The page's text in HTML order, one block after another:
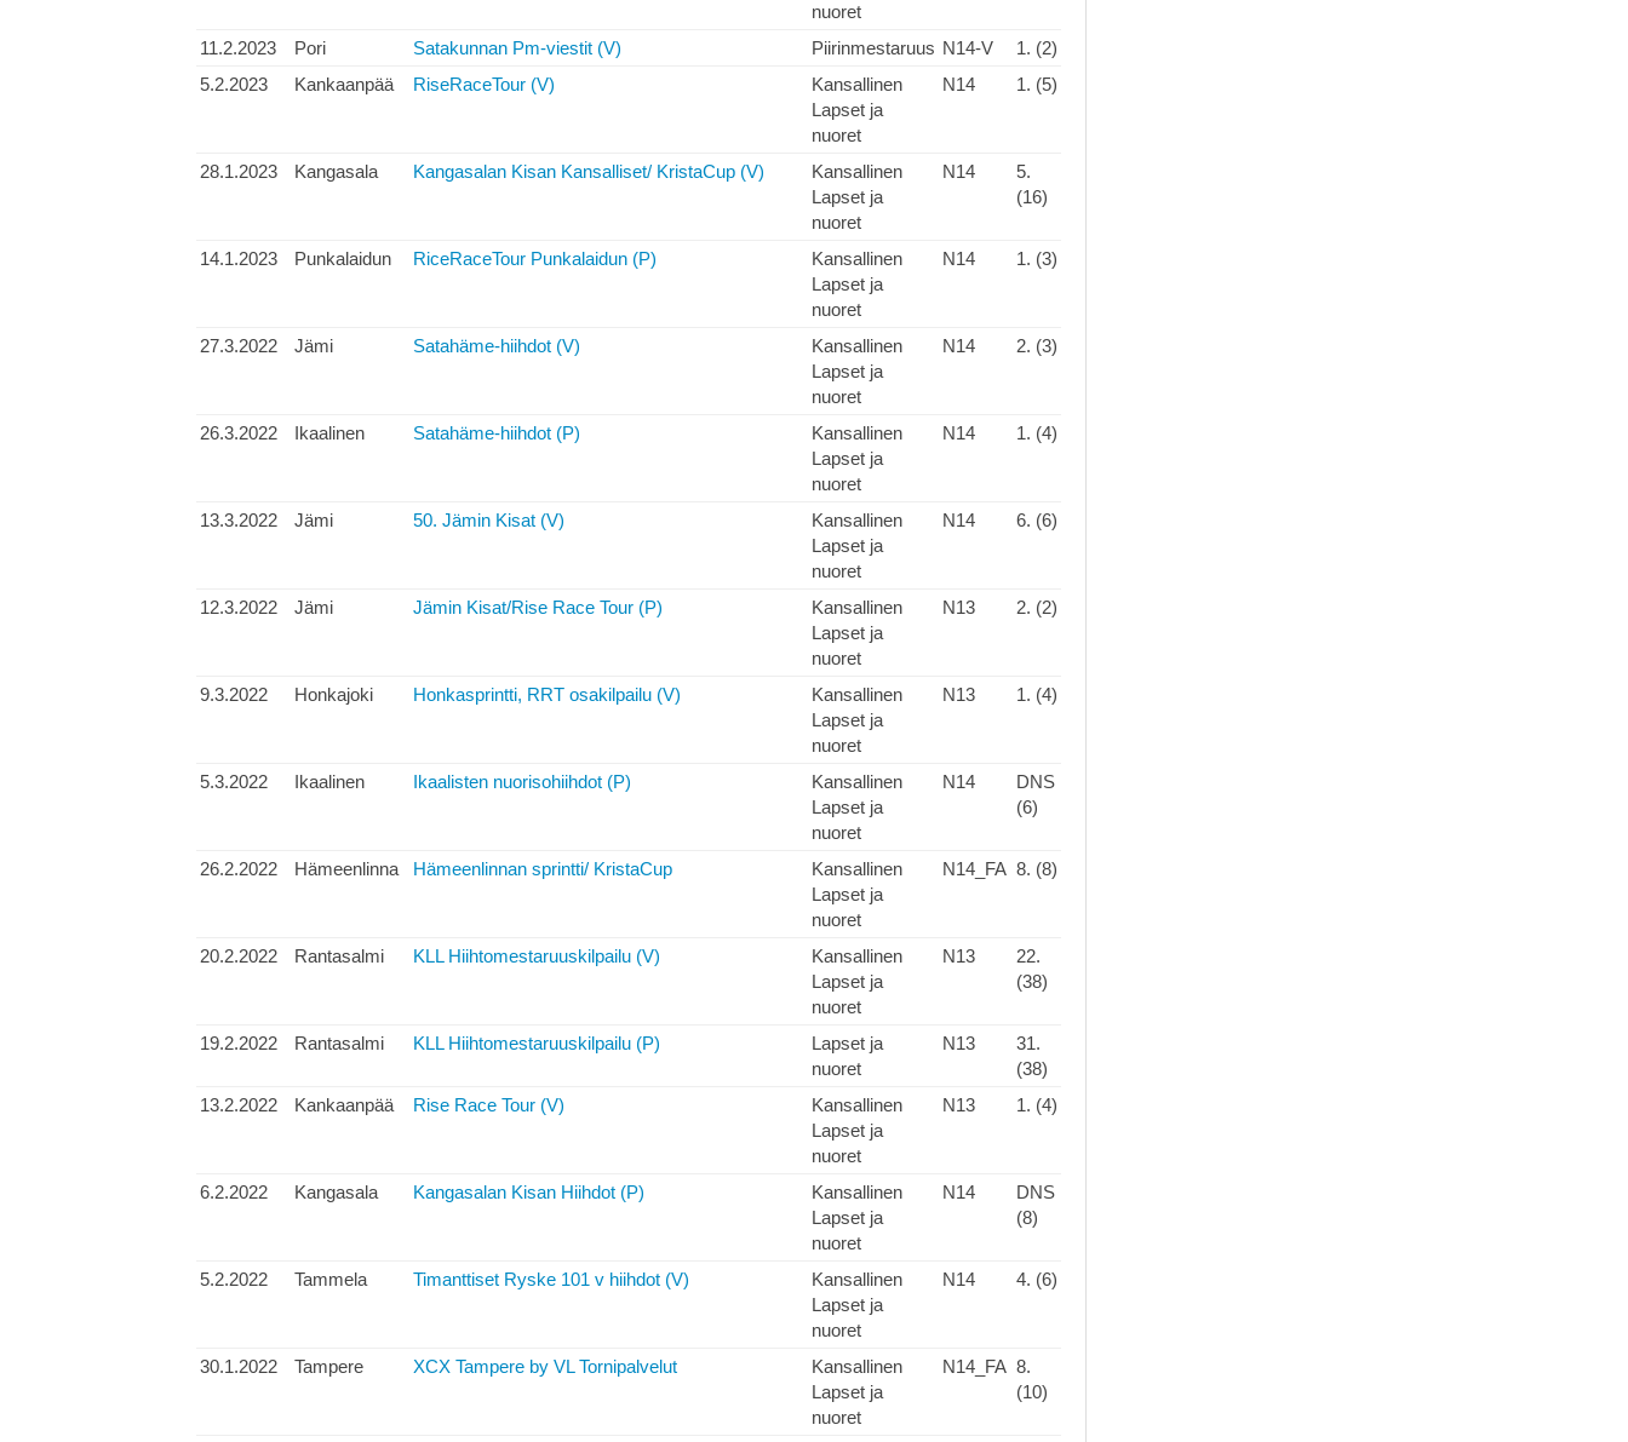
nuoret
11.2.2023 Pori Satakunnan Pm-viestit (V) Piirinmestaruus N14-V
1. (2)
5.2.2023
Kankaanpää RiseRaceTour (V)
Kansallinen
Lapset ja
nuoret
N14 1. (5)
28.1.2023 Kangasala Kangasalan Kisan Kansalliset/ KristaCup (V)
Kansallinen
Lapset ja
nuoret
N14
5.
(16)
14.1.2023 Punkalaidun RiceRaceTour Punkalaidun (P)
Kansallinen
Lapset ja
nuoret
N14 1. (3)
27.3.2022 Jämi Satahäme-hiihdot (V)
Kansallinen
Lapset ja
nuoret
N14 2. (3)
26.3.2022 Ikaalinen Satahäme-hiihdot (P)
Kansallinen
Lapset ja
nuoret
N14 1. (4)
13.3.2022 Jämi 50. Jämin Kisat (V)
Kansallinen
Lapset ja
nuoret
N14 6. (6)
12.3.2022 Jämi Jämin Kisat/Rise Race Tour (P)
Kansallinen
Lapset ja
nuoret
N13 2. (2)
9.3.2022 Honkajoki Honkasprintti, RRT osakilpailu (V)
Kansallinen
Lapset ja
nuoret
N13 1. (4)
5.3.2022 Ikaalinen Ikaalisten nuorisohiihdot (P)
Kansallinen
Lapset ja
nuoret
N14
DNS
(6)
26.2.2022 Hämeenlinna Hämeenlinnan sprintti/ KristaCup
Kansallinen
Lapset ja
nuoret
N14_FA 8. (8)
20.2.2022 Rantasalmi KLL Hiihtomestaruuskilpailu (V)
Kansallinen
Lapset ja
nuoret
N13
22.
(38)
19.2.2022 Rantasalmi KLL Hiihtomestaruuskilpailu (P)
Lapset ja
nuoret
N13
31.
(38)
13.2.2022
Kankaanpää Rise Race Tour (V)
Kansallinen
Lapset ja
nuoret
N13 1. (4)
6.2.2022 Kangasala Kangasalan Kisan Hiihdot (P)
Kansallinen
Lapset ja
nuoret
N14
DNS
(8)
5.2.2022 Tammela Timanttiset Ryske 101 v hiihdot (V)
Kansallinen
Lapset ja
nuoret
N14 4. (6)
30.1.2022 Tampere XCX Tampere by VL Tornipalvelut
Kansallinen
Lapset ja
nuoret
N14_FA 8.
(10)